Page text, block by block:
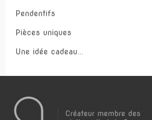
Pendentifs
Pièces uniques
Une idée cadeau...